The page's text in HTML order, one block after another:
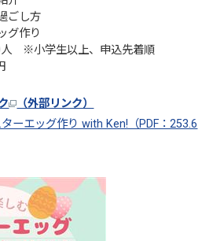
し方
作り
※小学生以上、申込先着順
（外部リンク）
ーエッグ作り with Ken!（PDF：253.6